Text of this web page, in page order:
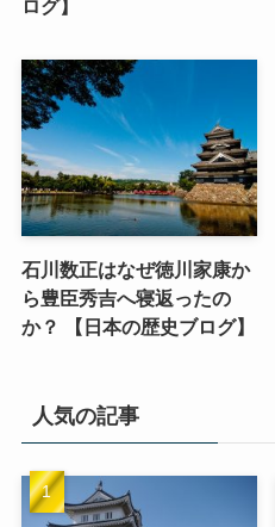
ログ】
石川数正はなぜ徳川家康か
ら豊臣秀吉へ寝返ったの
か？ 【日本の歴史ブログ】
人気の記事